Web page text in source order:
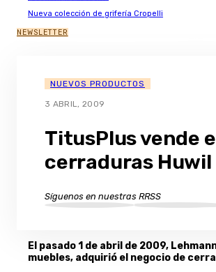
Nueva colección de grifería Cropelli
NEWSLETTER
NUEVOS PRODUCTOS
3 ABRIL, 2009
TitusPlus vende
cerraduras Huwil
Síguenos en nuestras RRSS
El pasado 1 de abril de 2009,
muebles, adquirió el negocio de